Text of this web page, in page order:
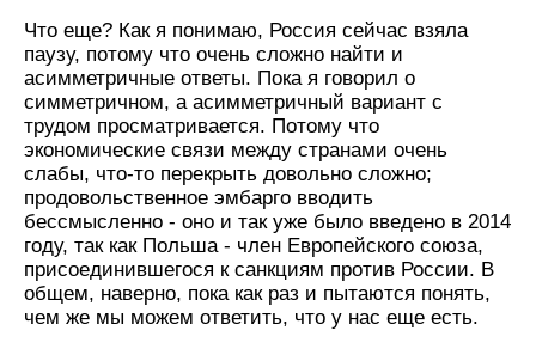
Что еще? Как я понимаю, Россия сейчас взяла
паузу, потому что очень сложно найти и
асимметричные ответы. Пока я говорил о
симметричном, а асимметричный вариант с
трудом просматривается. Потому что
экономические связи между странами очень
слабы, что-то перекрыть довольно сложно;
продовольственное эмбарго вводить
бессмысленно - оно и так уже было введено в 2014
году, так как Польша - член Европейского союза,
присоединившегося к санкциям против России. В
общем, наверно, пока как раз и пытаются понять,
чем же мы можем ответить, что у нас еще есть.